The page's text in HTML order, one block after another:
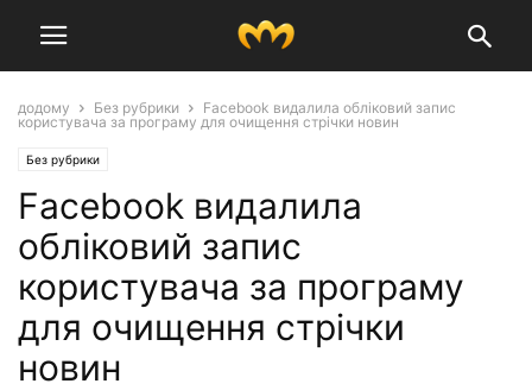
додому Без рубрики
Facebook видалила обліковий запис
користувача за програму для очищення стрічки новин
Без рубрики
Facebook видалила
обліковий запис
користувача за програму
для очищення стрічки
новин